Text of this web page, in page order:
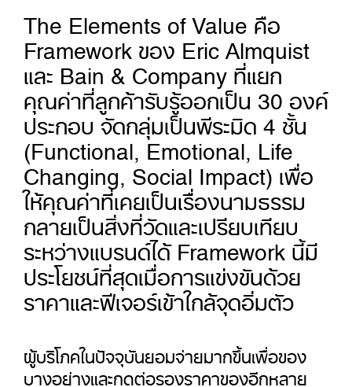
The Elements of Value คือ
Framework ของ Eric Almquist
และ Bain & Company ที่แยก
คุณค่าที่ลูกค้ารับรู้ออกเป็น 30 องค์
ประกอบ จัดกลุ่มเป็นพีระมิด 4 ชั้น
(Functional, Emotional, Life
Changing, Social Impact) เพื่อ
ให้คุณค่าที่เคยเป็นเรื่องนามธรรม
กลายเป็นสิ่งที่วัดและเปรียบเทียบ
ระหว่างแบรนด์ได้ Framework นี้มี
ประโยชน์ที่สุดเมื่อการแข่งขันด้วย
ราคาและฟีเจอร์เข้าใกล้จุดอิ่มตัว
ผู้บริโภคในปัจจุบันยอมจ่ายมากขึ้นเพื่อของ
บางอย่างและกดต่อรองราคาของอีกหลาย